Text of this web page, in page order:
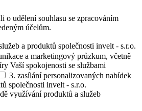
o udělení souhlasu se zpracováním
účelům.
a produktů společnosti invelt - s.r.o.
a marketingový průzkum, včetně
Vaší spokojenosti se službami
3. zasílání personalizovaných nabídek
společnosti invelt - s.r.o.
využívání produktů a služeb